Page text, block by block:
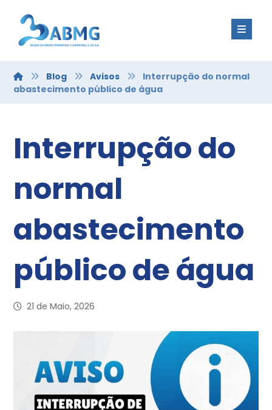
Blog Avisos
Interrupção do normal
abastecimento público de água
Interrupção do
normal
abastecimento
público de água
21 de Maio, 2026